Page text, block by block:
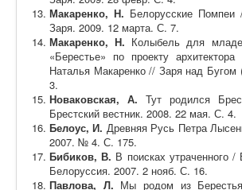
Макаренко, Н. Белорусские
Заря. 2009. 12 марта. С. 7.
Макаренко, Н. Колыбель для
«Берестье» по проекту
Наталья Макаренко // Заря над Бугом
3.
Новаковская, А. Тут родился
Брестский вестник. 2008. 22 мая. С. 4.
Белоус, И. Древняя Русь Петра
2007. № 4. С. 175.
Бибиков, В. В поисках утраченного
Белоруссия. 2007. 2 нояб. С. 16.
Павлова, Л. Мы родом из